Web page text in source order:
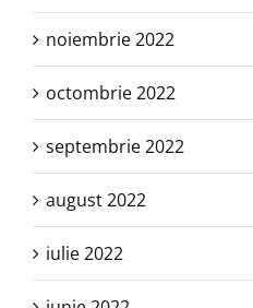
noiembrie 2022
octombrie 2022
septembrie 2022
august 2022
iulie 2022